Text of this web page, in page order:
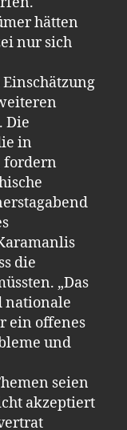
hätten
nur sich
Die
in
fordern
die
„Das
nationale
ein offenes
und
seien
akzeptiert